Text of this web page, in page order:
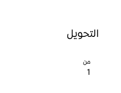
التحويل
من